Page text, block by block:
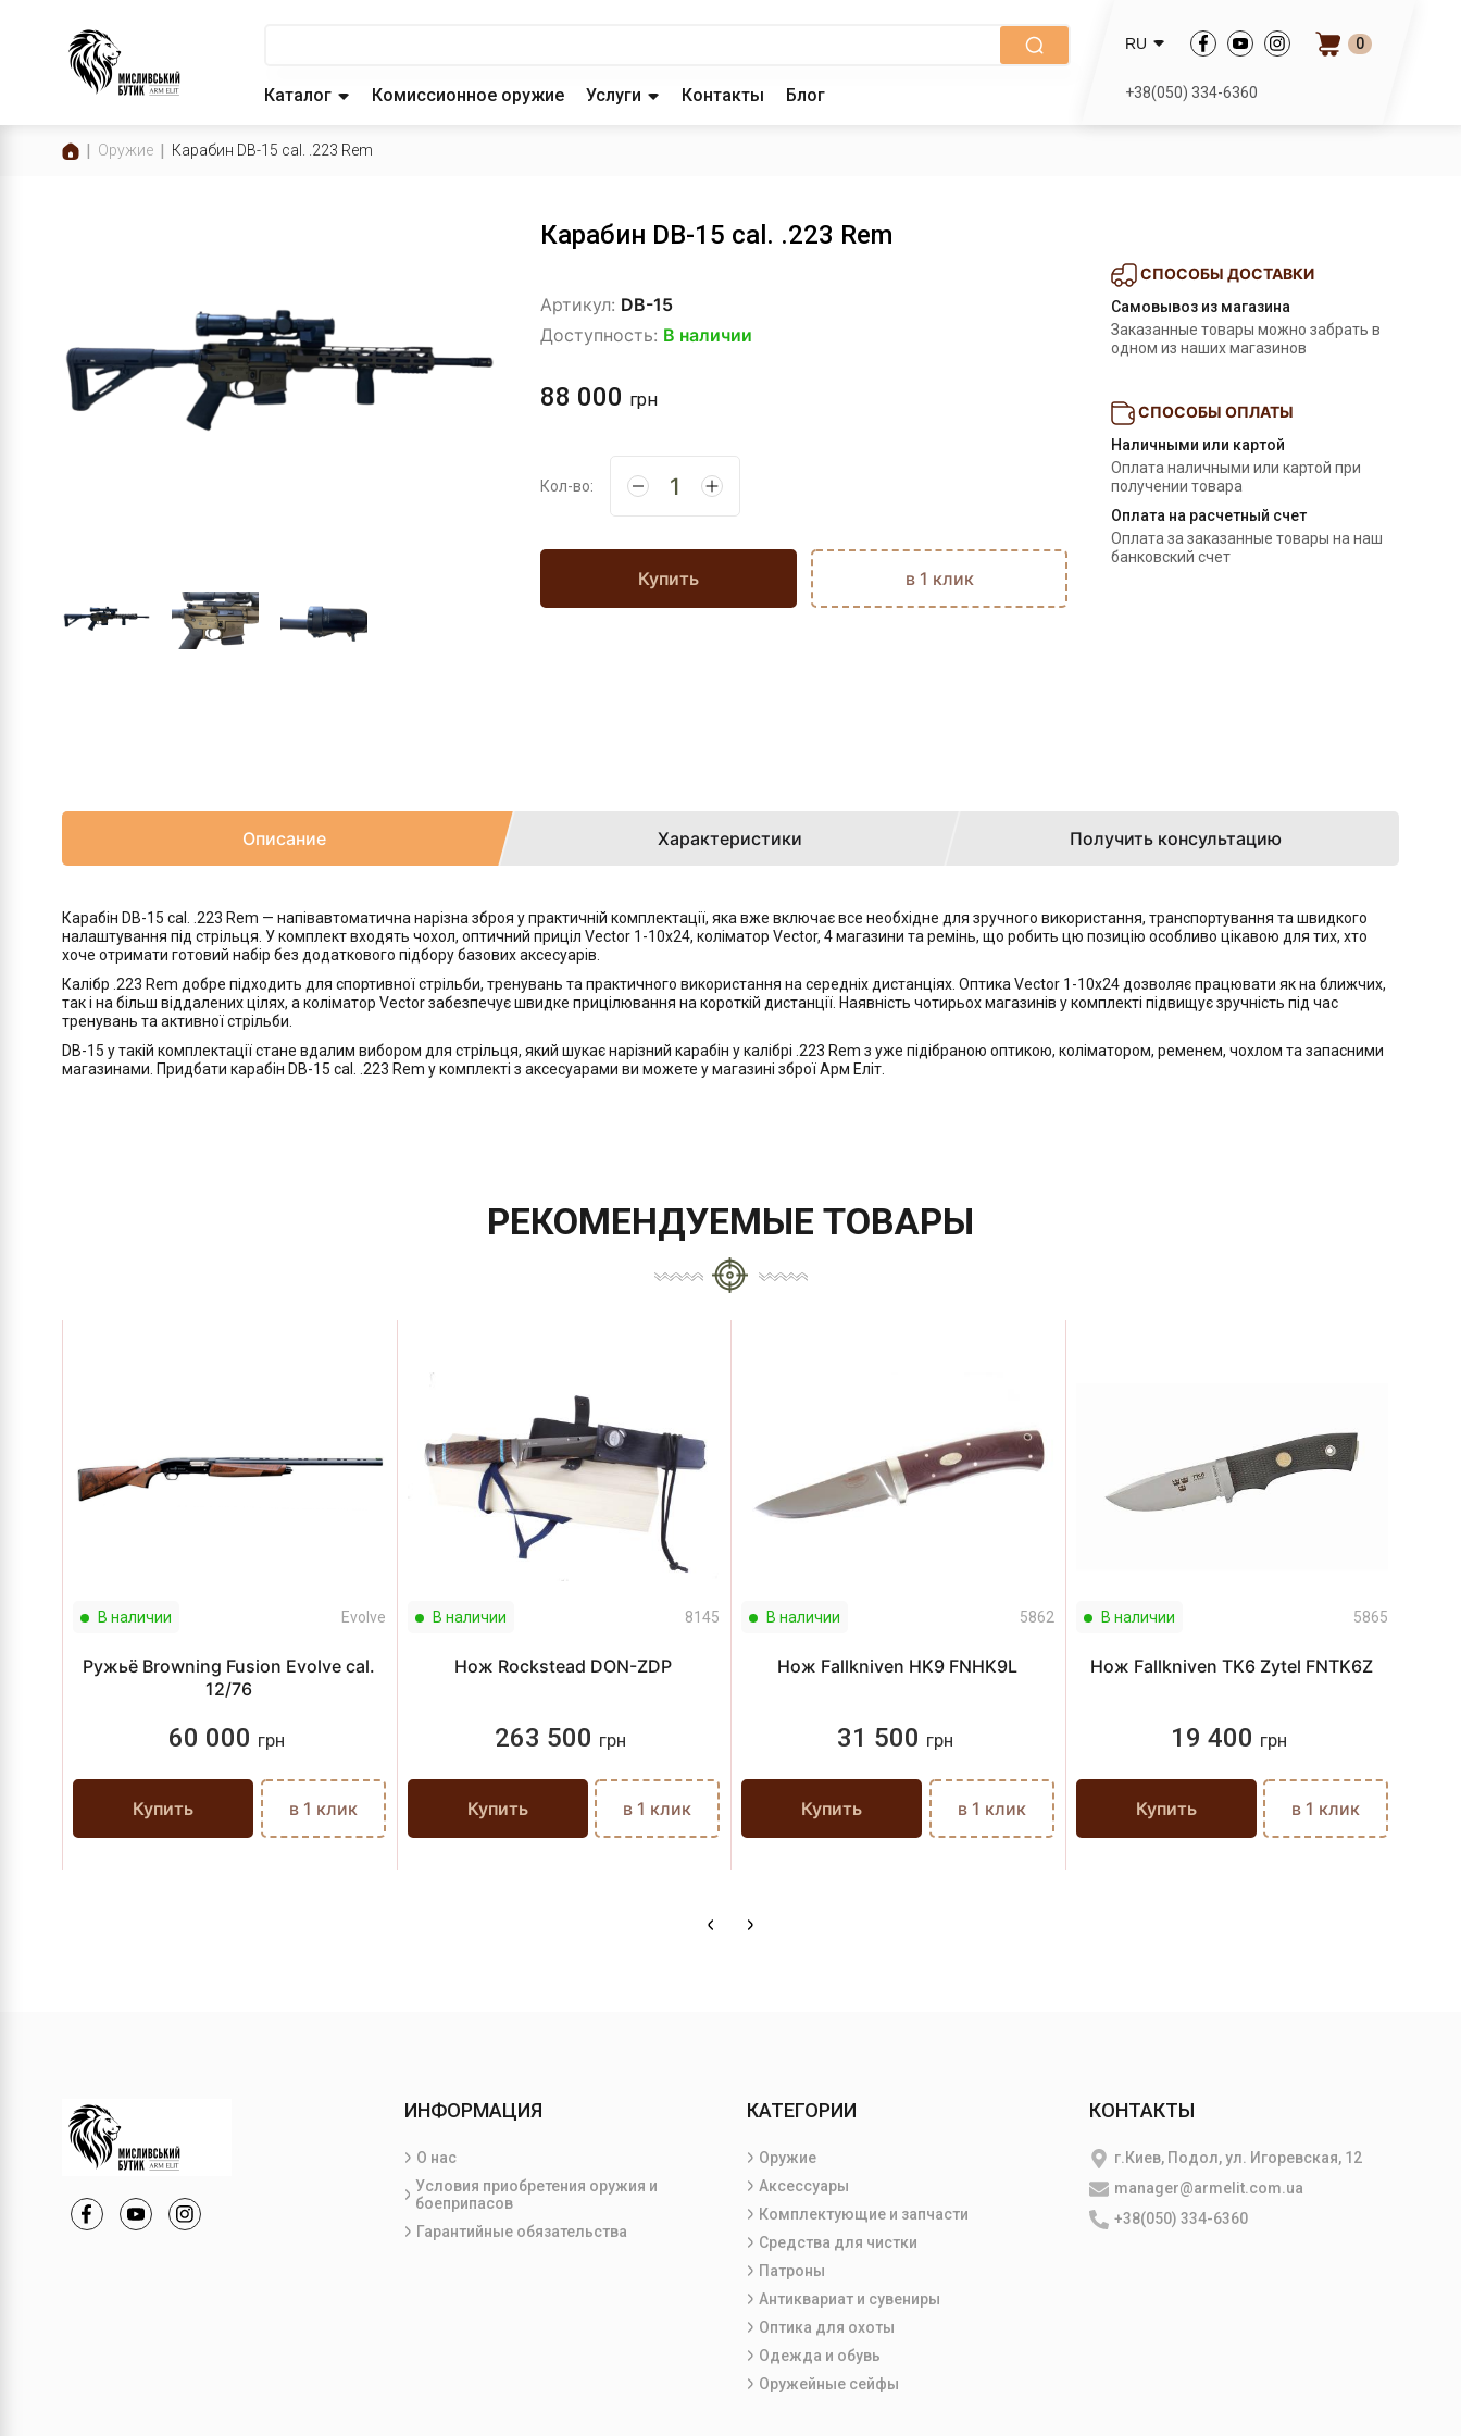
Каталог Комиссионное оружие Услуги Контакты Блог
RU 0
+38(050) 334-6360
Оружие Карабин DB-15 cal. .223 Rem
Карабин DB-15 cal. .223 Rem
Артикул: DB-15
Доступность: В наличии
88 000 грн
Кол-во:
Купить в 1 клик
СПОСОБЫ ДОСТАВКИ
Самовывоз из магазина
Заказанные товары можно забрать в
одном из наших магазинов
СПОСОБЫ ОПЛАТЫ
Наличными или картой
Оплата наличными или картой при
получении товара
Оплата на расчетный счет
Оплата за заказанные товары на наш
банковский счет
Описание Характеристики Получить консультацию
Карабін DB-15 cal. .223 Rem — напівавтоматична нарізна зброя у практичній комплектації, яка вже включає все необхідне для зручного використання, транспортування та швидкого
налаштування під стрільця. У комплект входять чохол, оптичний приціл Vector 1-10x24, коліматор Vector, 4 магазини та ремінь, що робить цю позицію особливо цікавою для тих, хто
хоче отримати готовий набір без додаткового підбору базових аксесуарів.
Калібр .223 Rem добре підходить для спортивної стрільби, тренувань та практичного використання на середніх дистанціях. Оптика Vector 1-10x24 дозволяє працювати як на ближчих,
так і на більш віддалених цілях, а коліматор Vector забезпечує швидке прицілювання на короткій дистанції. Наявність чотирьох магазинів у комплекті підвищує зручність під час
тренувань та активної стрільби.
DB-15 у такій комплектації стане вдалим вибором для стрільця, який шукає нарізний карабін у калібрі .223 Rem з уже підібраною оптикою, коліматором, ременем, чохлом та запасними
магазинами. Придбати карабін DB-15 cal. .223 Rem у комплекті з аксесуарами ви можете у магазині зброї Арм Еліт.
РЕКОМЕНДУЕМЫЕ ТОВАРЫ
В наличии Evolve
Ружьё Browning Fusion Evolve cal.
12/76
60 000 грн
Купить в 1 клик
В наличии 8145
Нож Rockstead DON-ZDP
263 500 грн
Купить в 1 клик
В наличии 5862
Нож Fallkniven HK9 FNHK9L
31 500 грн
Купить в 1 клик
В наличии 5865
Нож Fallkniven TK6 Zytel FNTK6Z
19 400 грн
Купить в 1 клик
ИНФОРМАЦИЯ
О нас
Условия приобретения оружия и
боеприпасов
Гарантийные обязательства
КАТЕГОРИИ
Оружие
Аксессуары
Комплектующие и запчасти
Средства для чистки
Патроны
Антиквариат и сувениры
Оптика для охоты
Одежда и обувь
Оружейные сейфы
КОНТАКТЫ
г.Киев, Подол, ул. Игоревская, 12
manager@armelit.com.ua
+38(050) 334-6360